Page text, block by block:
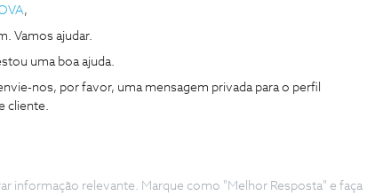
,
Vamos ajudar.
uma boa ajuda.
nos, por favor, uma mensagem privada para o perfil
cliente.
informação relevante. Marque como "Melhor Resposta" e faça